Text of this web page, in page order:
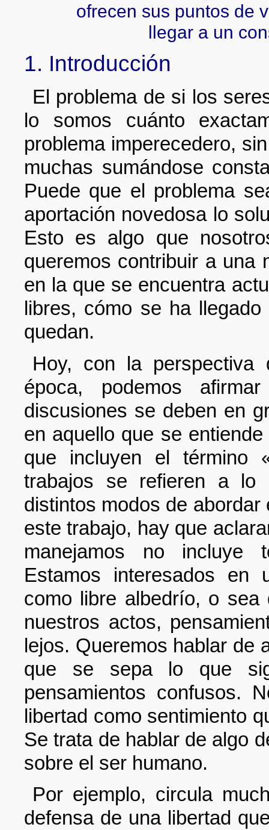
ofrecen sus puntos de
llegar a un
1. Introducción
El problema de si los
lo somos cuánto
problema imperecedero,
muchas sumándose
Puede que el problema
aportación novedosa lo
Esto es algo que
queremos contribuir a una
en la que se encuentra
libres, cómo se ha
quedan.
Hoy, con la
época, podemos
discusiones se deben en
en aquello que se
que incluyen el término
trabajos se refieren a
distintos modos de
este trabajo, hay que
manejamos no incluye
Estamos interesados en
como libre albedrío, o
nuestros actos,
lejos. Queremos hablar de
que se sepa lo que
pensamientos confusos.
libertad como sentimiento
Se trata de hablar de algo
sobre el ser humano.
Por ejemplo, circula
defensa de una libertad